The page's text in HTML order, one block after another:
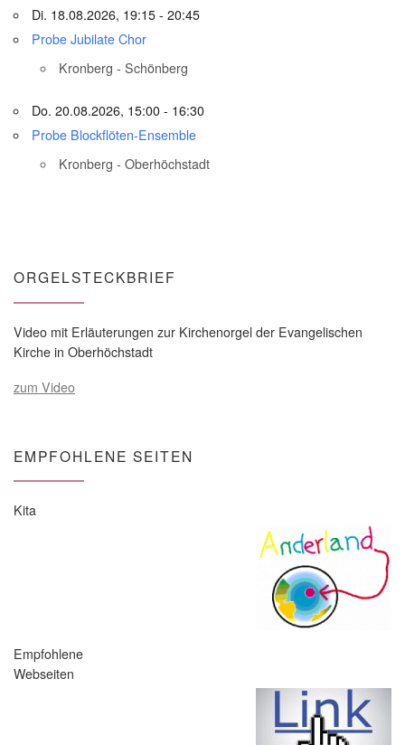
Di. 18.08.2026, 19:15 - 20:45
Probe Jubilate Chor
Kronberg - Schönberg
Do. 20.08.2026, 15:00 - 16:30
Probe Blockflöten-Ensemble
Kronberg - Oberhöchstadt
ORGELSTECKBRIEF
Video mit Erläuterungen zur Kirchenorgel der Evangelischen
Kirche in Oberhöchstadt
zum Video
EMPFOHLENE SEITEN
Kita
Empfohlene
Webseiten